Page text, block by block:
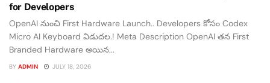
for Developers
OpenAI నుంచి First Hardware Launch.. Developers కోసం Codex
Micro AI Keyboard విడుదల.! Meta Description OpenAI తన First
Branded Hardware అయిన...
BY ADMIN JULY 18, 2026